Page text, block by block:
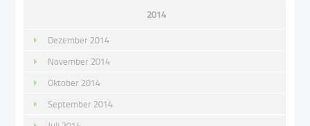
2014
Dezember 2014
November 2014
Oktober 2014
September 2014